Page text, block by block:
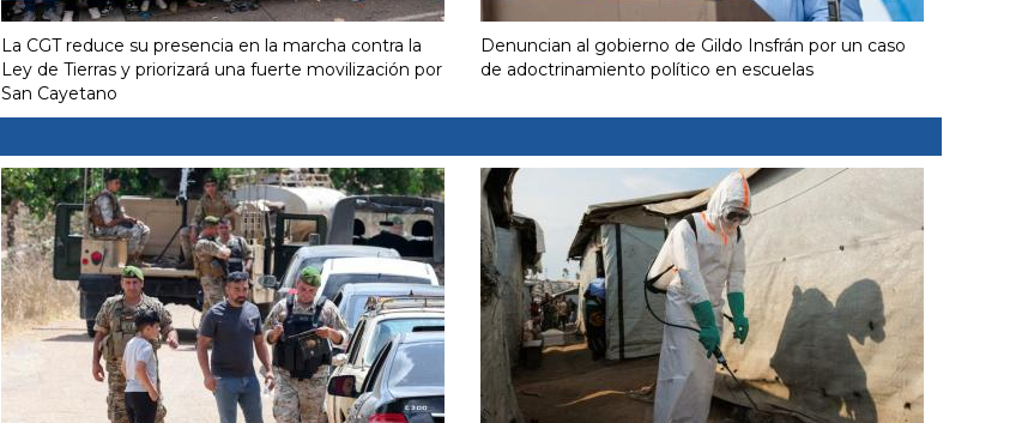
La CGT reduce su presencia en la marcha contra la
Ley de Tierras y priorizará una fuerte movilización por
San Cayetano
Denuncian al gobierno de Gildo Insfrán por un caso
de adoctrinamiento político en escuelas